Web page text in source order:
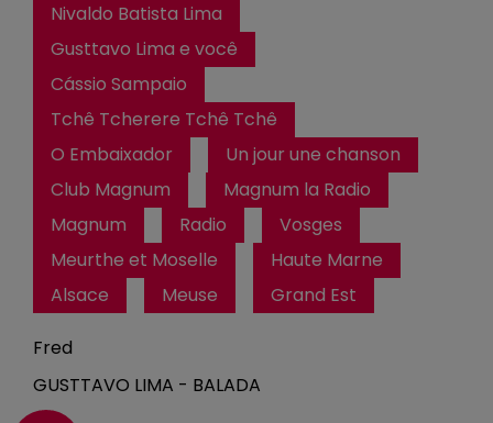
Nivaldo Batista Lima
Gusttavo Lima e você
Cássio Sampaio
Tchê Tcherere Tchê Tchê
O Embaixador
Un jour une chanson
Club Magnum
Magnum la Radio
Magnum
Radio
Vosges
Meurthe et Moselle
Haute Marne
Alsace
Meuse Grand Est
Fred
GUSTTAVO LIMA - BALADA